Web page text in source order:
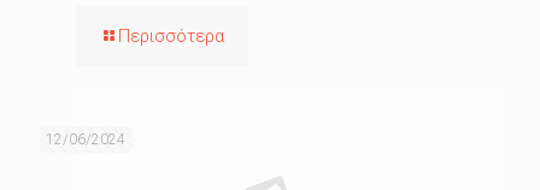
Περισσότερα
12/06/2024